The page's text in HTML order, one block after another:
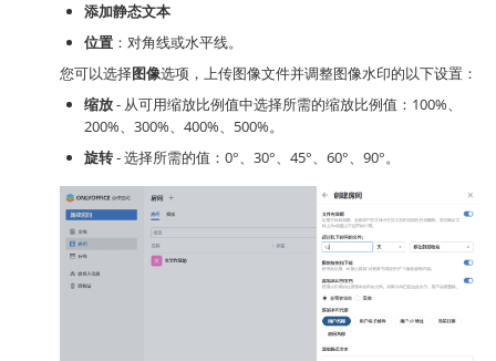
添加静态文本
位置 ：对角线或水平线。
您可以选择图像选项，上传图像文件并调整图像水印的以下设置：
缩放- 从可用缩放比例值中选择所需的缩放比例值：100%、
200%、300%、400%、500%。
旋转- 选择所需的值：0°、30°、45°、60°、90°。